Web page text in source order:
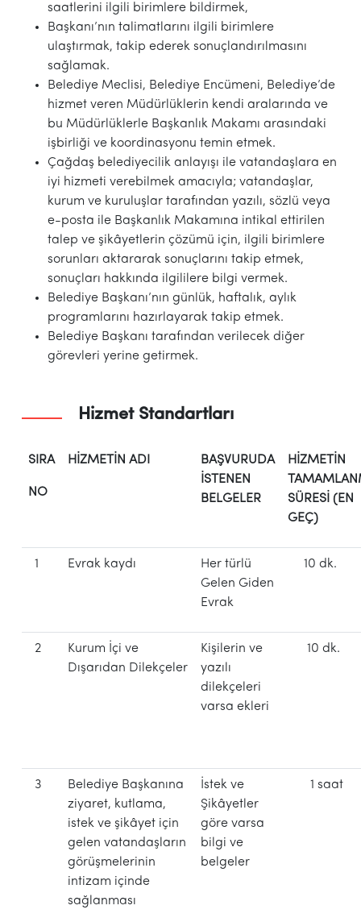
saatlerini ilgili birimlere bildirmek,
Başkanı’nın talimatlarını ilgili birimlere
ulaştırmak, takip ederek sonuçlandırılmasını
sağlamak.
Belediye Meclisi, Belediye Encümeni, Belediye’de
hizmet veren Müdürlüklerin kendi aralarında ve
bu Müdürlüklerle Başkanlık Makamı arasındaki
işbirliği ve koordinasyonu temin etmek.
Çağdaş belediyecilik anlayışı ile vatandaşlara en
iyi hizmeti verebilmek amacıyla; vatandaşlar,
kurum ve kuruluşlar tarafından yazılı, sözlü veya
e-posta ile Başkanlık Makamına intikal ettirilen
talep ve şikâyetlerin çözümü için, ilgili birimlere
sorunları aktararak sonuçlarını takip etmek,
sonuçları hakkında ilgililere bilgi vermek.
Belediye Başkanı’nın günlük, haftalık, aylık
programlarını hazırlayarak takip etmek.
Belediye Başkanı tarafından verilecek diğer
görevleri yerine getirmek.
Hizmet Standartları
SIRA
NO
HİZMETİN ADI
BAŞVURUDA
İSTENEN
BELGELER
HİZMETİN
SÜRESİ (EN
GEÇ)
1 Evrak kaydı
Her türlü
Gelen Giden
Evrak
10 dk.
2
Kurum İçi ve
Dışarıdan Dilekçeler
Kişilerin ve
yazılı
dilekçeleri
varsa ekleri
10 dk.
3
Belediye Başkanına
ziyaret, kutlama,
istek ve şikâyet için
gelen vatandaşların
görüşmelerinin
intizam içinde
sağlanması
İstek ve
Şikâyetler
göre varsa
bilgi ve
belgeler
1 saat